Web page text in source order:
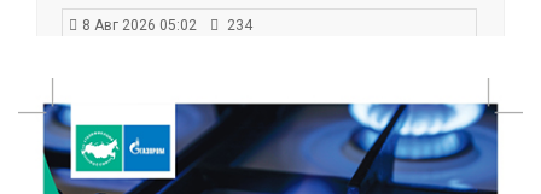
8 Авг 2026 05:02 234
7 Авг 2026 23:02
В Тверской области стартовала четвертая смена: